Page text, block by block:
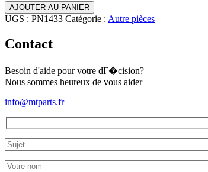
de
Vilebrequin
Hinomoto
CX19
AJOUTER AU PANIER
UGS : PN1433 Catégorie : Autre pièces
Contact
Besoin d'aide pour votre dГ�cision?
Nous sommes heureux de vous aider
info@mtparts.fr